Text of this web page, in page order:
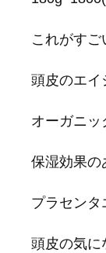
これがすご
頭皮のエイ
オーガニッ
保湿効果の
プラセンタ
頭皮の気に